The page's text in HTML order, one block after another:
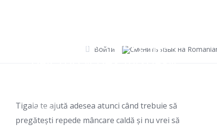
Войти
БЛОГ
Блюда на сковороде:
Tigaia te ajută adesea atunci când trebuie să
pregătești repede mâncare caldă și nu vrei să